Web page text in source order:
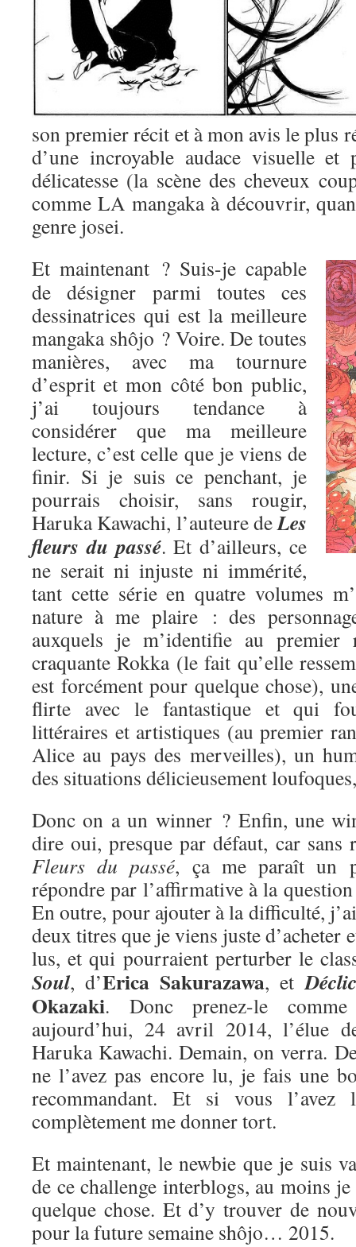
son premier récit et à mon avis le plus
d’une incroyable audace visuelle et
délicatesse (la scène des cheveux
comme LA mangaka à découvrir,
genre josei.
Et maintenant ? Suis-je capable
de désigner parmi toutes ces
dessinatrices qui est la meilleure
mangaka shôjo ? Voire. De toutes
manières, avec ma tournure
d’esprit et mon côté bon public,
j’ai toujours tendance à
considérer que ma meilleure
lecture, c’est celle que je viens de
finir. Si je suis ce penchant, je
pourrais choisir, sans rougir,
Haruka Kawachi, l’auteure deLes
fleurs du passé. Et d’ailleurs, ce
ne serait ni injuste ni immérité,
tant cette série en quatre volumes
nature à me plaire : des
auxquels je m’identifie au premier
craquante Rokka (le fait qu’elle
est forcément pour quelque chose),
flirte avec le fantastique et qui
littéraires et artistiques (au premier
Alice au pays des merveilles), un
des situations délicieusement
Donc on a un winner ? Enfin, une
dire oui, presque par défaut, car sans
Fleurs du passé, ça me paraît un
répondre par l’affirmative à la
En outre, pour ajouter à la difficulté,
deux titres que je viens juste d’acheter
lus, et qui pourraient perturber le
Soul, d’Erica Sakurazawa, et
Okazaki. Donc prenez-le
aujourd’hui, 24 avril 2014, l’élue
Haruka Kawachi. Demain, on verra.
ne l’avez pas encore lu, je fais une
recommandant. Et si vous l’avez
complètement me donner tort.
Et maintenant, le newbie que je suis
de ce challenge interblogs, au moins
quelque chose. Et d’y trouver de
pour la future semaine shôjo… 2015.